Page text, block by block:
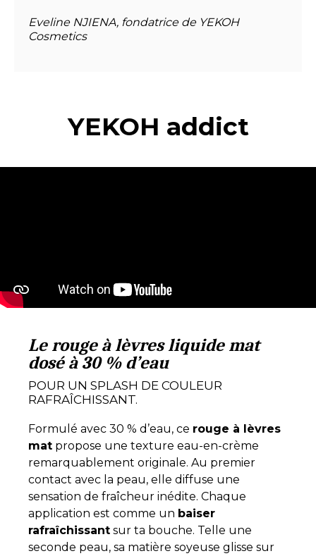
Eveline NJIENA, fondatrice de YEKOH
Cosmetics
YEKOH addict
Le rouge à lèvres liquide mat
dosé à 30 % d’eau
POUR UN SPLASH DE COULEUR
RAFRAÎCHISSANT.
Formulé avec 30 % d’eau, ce rouge à lèvres
mat propose une texture eau-en-crème
remarquablement originale. Au premier
contact avec la peau, elle diffuse une
sensation de fraîcheur inédite. Chaque
application est comme un baiser
rafraîchissant sur ta bouche. Telle une
seconde peau, sa matière soyeuse glisse sur